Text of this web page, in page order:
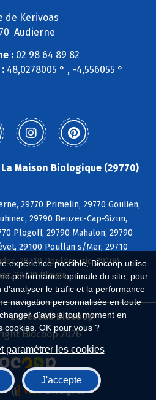
expérience possible, Biocoop utilise
performance optimale du site, pour
d'analyser le trafic et la performance
navigation personnalisée en toute
d'avis à tout moment en
cookies. OK pour vous ?
paramétrer les cookies
J'accepte
de Kerivoas
Audierne
:02 98 64 89 82
48,0278005 ° , -4,556055 °
Maison Biologique (29770)
29770 Primelin, 29770 Goulien,
29790 Beuzec-Cap-Sizun,
Plogoff, 29790 Mahalon, 29790
29100 Poullan s/Mer, 29710
29710 Pouldreuzic, 29100
29720 Plovan
Le réseau Biocoop
Biocoop 2026